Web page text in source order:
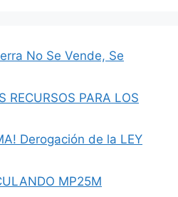
No Se Vende, Se
RECURSOS PARA LOS
Derogación de la LEY
MP25M